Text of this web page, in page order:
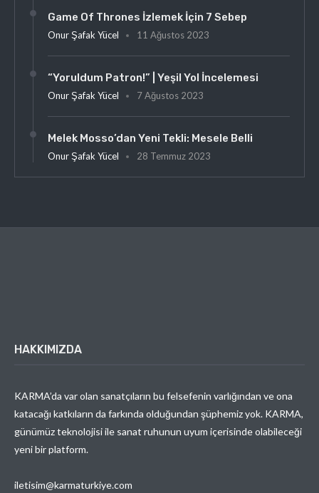
Game Of Thrones İzlemek İçin 7 Sebep
Onur Şafak Yücel 11 Ağustos 2023
“Yoruldum Patron!” | Yeşil Yol İncelemesi
Onur Şafak Yücel 7 Ağustos 2023
Melek Mosso’dan Yeni Tekli: Mesele Belli
Onur Şafak Yücel 28 Temmuz 2023
HAKKIMIZDA
KARMA’da var olan sanatçıların bu felsefenin varlığından ve ona
katacağı katkıların da farkında olduğundan şüphemiz yok. KARMA,
günümüz teknolojisi ile sanat ruhunun uyum içerisinde olabileceği
yeni bir platform.
iletisim@karmaturkiye.com